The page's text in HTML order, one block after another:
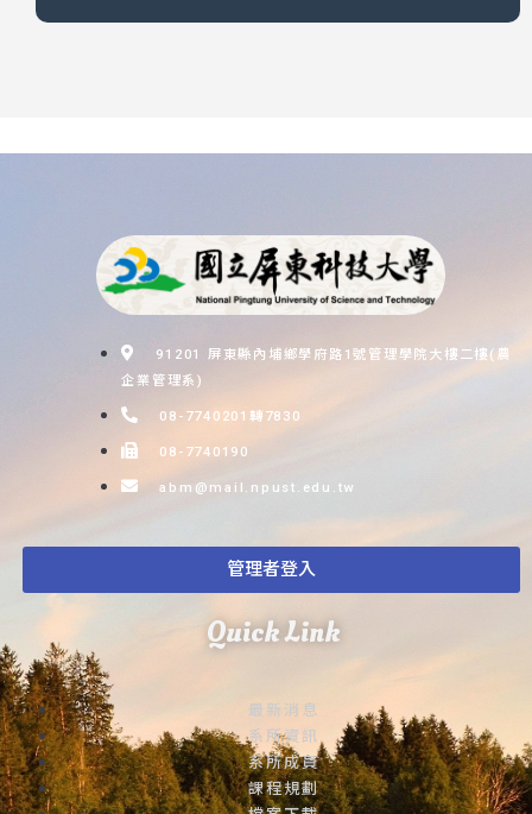
91201 屏東縣內埔鄉學府路1號管理學院大樓二樓(農
企業管理系)
08-7740201轉7830
08-7740190
abm@mail.npust.edu.tw
管理者登入
Quick Link
最新消息
系所資訊
系所成員
課程規劃